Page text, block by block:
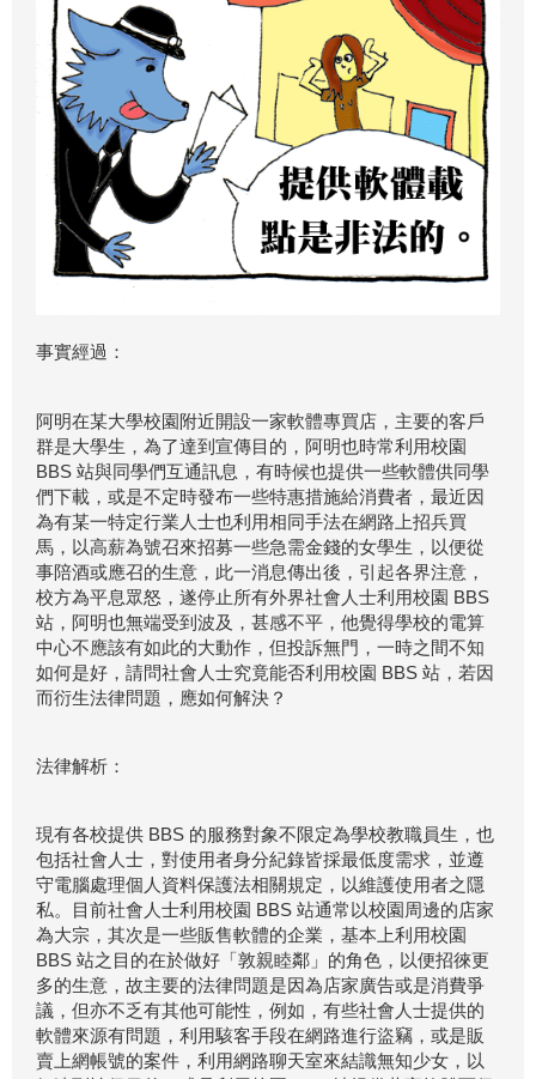
事實經過：
阿明在某大學校園附近開設一家軟體專買店，主要的客戶
群是大學生，為了達到宣傳目的，阿明也時常利用校園
BBS 站與同學們互通訊息，有時候也提供一些軟體供同學
們下載，或是不定時發布一些特惠措施給消費者，最近因
為有某一特定行業人士也利用相同手法在網路上招兵買
馬，以高薪為號召來招募一些急需金錢的女學生，以便從
事陪酒或應召的生意，此一消息傳出後，引起各界注意，
校方為平息眾怒，遂停止所有外界社會人士利用校園 BBS
站，阿明也無端受到波及，甚感不平，他覺得學校的電算
中心不應該有如此的大動作，但投訴無門，一時之間不知
如何是好，請問社會人士究竟能否利用校園 BBS 站，若因
而衍生法律問題，應如何解決？
法律解析：
現有各校提供 BBS 的服務對象不限定為學校教職員生，也
包括社會人士，對使用者身分紀錄皆採最低度需求，並遵
守電腦處理個人資料保護法相關規定，以維護使用者之隱
私。目前社會人士利用校園 BBS 站通常以校園周邊的店家
為大宗，其次是一些販售軟體的企業，基本上利用校園
BBS 站之目的在於做好「敦親睦鄰」的角色，以便招徠更
多的生意，故主要的法律問題是因為店家廣告或是消費爭
議，但亦不乏有其他可能性，例如，有些社會人士提供的
軟體來源有問題，利用駭客手段在網路進行盜竊，或是販
賣上網帳號的案件，利用網路聊天室來結識無知少女，以